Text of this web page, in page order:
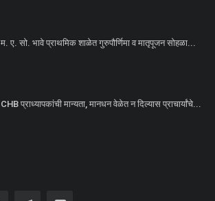
म. ए. सो. भावे प्राथमिक शाळेत गुरुपौर्णिमा व मातृपूजन सोहळा...
CHB प्राध्यापकांची मान्यता, मानधन वेळेत न दिल्यास प्राचार्यांचे...